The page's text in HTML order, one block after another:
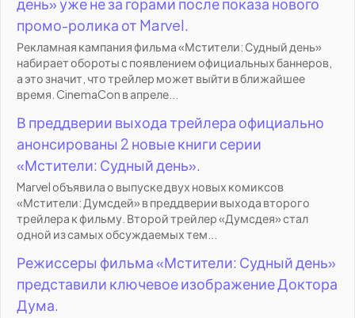
промо-ролика от Marvel.
Рекламная кампания фильма «Мстители: Судный день»
набирает обороты с появлением официальных баннеров,
а это значит, что трейлер может выйти в ближайшее
время. CinemaCon в апреле...
В преддверии выхода трейлера официально
анонсированы 2 новые книги серии
«Мстители: Судный день».
Marvel объявила о выпуске двух новых комиксов
«Мстители: Думсдей» в преддверии выхода второго
трейлера к фильму. Второй трейлер «Думсдея» стал
одной из самых обсуждаемых тем...
Режиссеры фильма «Мстители: Судный день»
представили ключевое изображение Доктора
Дума.